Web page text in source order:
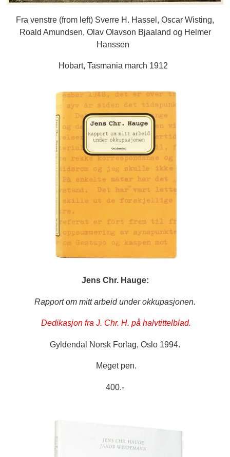
Fra venstre (from left) Sverre H. Hassel, Oscar Wisting,
Roald Amundsen, Olav Olavson Bjaaland og Helmer
Hanssen
Hobart, Tasmania march 1912
Jens Chr. Hauge:
Rapport om mitt arbeid under okkupasjonen.
Dedikasjon fra J. Chr. H. på halvtittelblad.
Gyldendal Norsk Forlag, Oslo 1994.
Meget pen.
400.-